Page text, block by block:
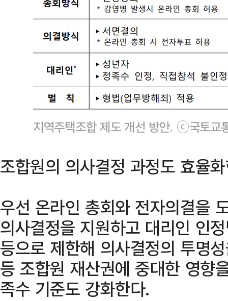
지역주택조합 제도 개선 방안. ⓒ국토교
조합원의 의사결정 과정도 효율
우선 온라인 총회와 전자의결을
의사결정을 지원하고 대리인 인
등으로 제한해 의사결정의 투명
등 조합원 재산권에 중대한 영향
족수 기준도 강화한다.